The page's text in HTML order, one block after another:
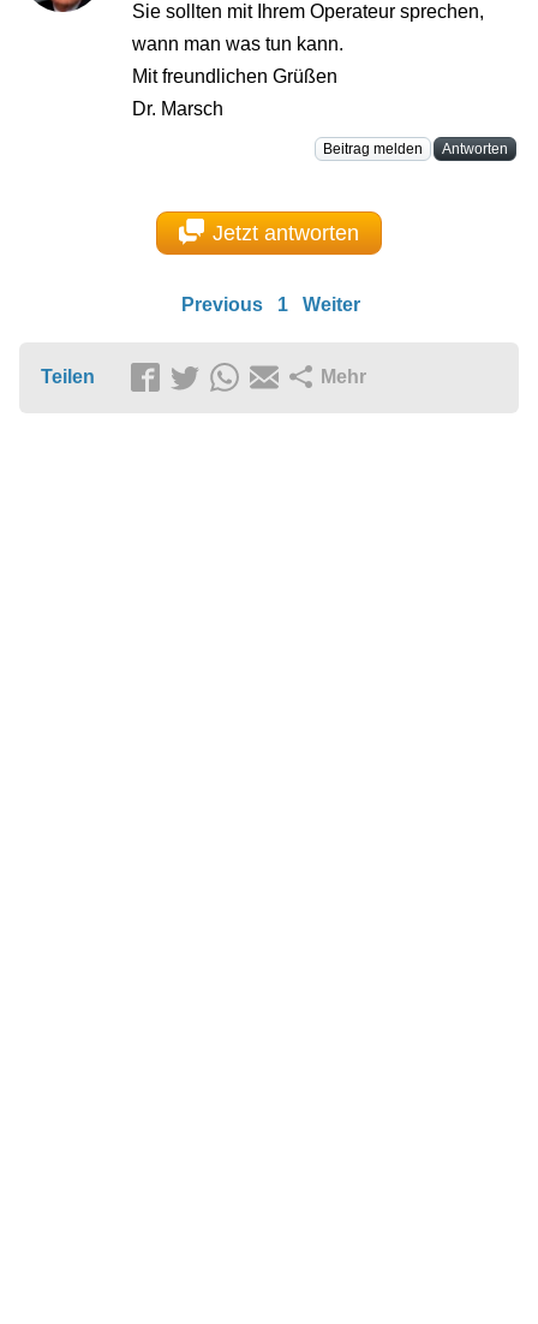
Sie sollten mit Ihrem Operateur sprechen,
wann man was tun kann.
Mit freundlichen Grüßen
Dr. Marsch
Beitrag melden Antworten
Jetzt antworten
Previous 1 Weiter
Teilen Mehr